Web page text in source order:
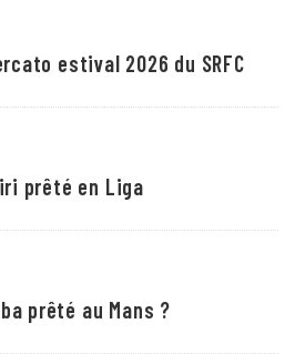
estival 2026 du SRFC
prêté en Liga
prêté au Mans ?